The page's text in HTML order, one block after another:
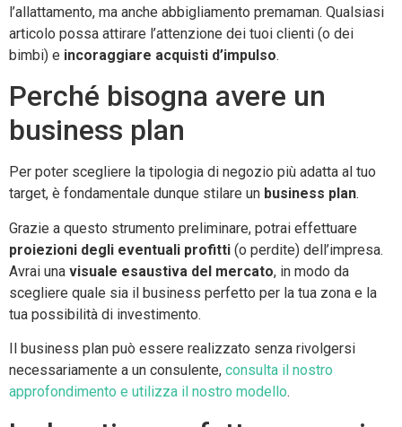
l’allattamento, ma anche abbigliamento premaman. Qualsiasi
articolo possa attirare l’attenzione dei tuoi clienti (o dei
bimbi) e incoraggiare acquisti d’impulso.
Perché bisogna avere un
business plan
Per poter scegliere la tipologia di negozio più adatta al tuo
target, è fondamentale dunque stilare un business plan.
Grazie a questo strumento preliminare, potrai effettuare
proiezioni degli eventuali profitti (o perdite) dell’impresa.
Avrai una visuale esaustiva del mercato, in modo da
scegliere quale sia il business perfetto per la tua zona e la
tua possibilità di investimento.
Il business plan può essere realizzato senza rivolgersi
necessariamente a un consulente, consulta il nostro
approfondimento e utilizza il nostro modello.